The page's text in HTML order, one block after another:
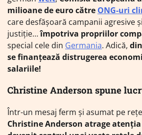
milioane de euro către ONG-uri
care desfășoară campanii agresive
justiție…împotriva propriilor
special cele din Germania. Adică,
se finanțează distrugerea
salariile!
Christine Anderson spune
Într-un mesaj ferm și asumat pe
Christine Anderson atrage atenția